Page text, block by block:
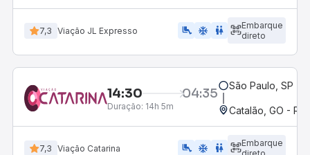
7,3 Viação JL Expresso airline_seat_legroom_extra ac_unit WC
Embarque
direto
14:30 04:35
Duração: 14h 5m
São Paulo, SP -
Catalão, GO -
7,3 Viação Catarina airline_seat_legroom_extra ac_unit WC
Embarque